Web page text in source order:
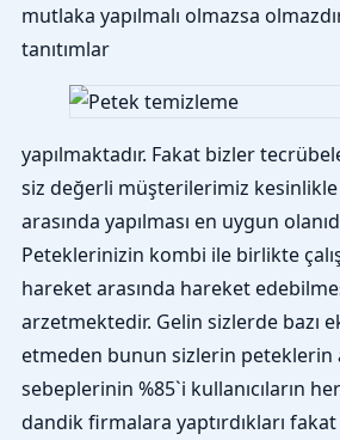
mutlaka yapılmalı olmazsa
tanıtımlar
yapılmaktadır. Fakat bizler
siz değerli müşterilerimiz kesinlikle
arasında yapılması en uygun
Peteklerinizin kombi ile birlikte
hareket arasında hareket
arzetmektedir. Gelin sizlerde bazı
etmeden bunun sizlerin peteklerin
sebeplerinin %85`i kullanıcıların
dandik firmalara yaptırdıkları